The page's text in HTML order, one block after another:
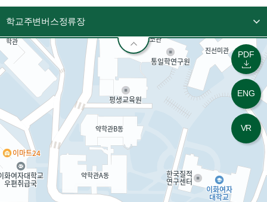
학교주변버스정류장
PDF
ENG
VR